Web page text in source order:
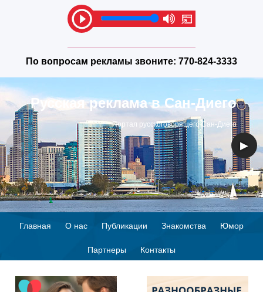
По вопросам рекламы звоните: 770-824-3333
Русская реклама в Сан-Диего
Портал русскоговорящего Сан-Диего
◀ ▶
Главная О нас Публикации Знакомства Юмор
Партнеры Контакты